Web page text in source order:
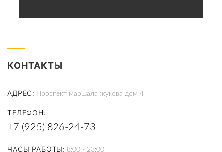
КОНТАКТЫ
АДРЕС Проспект маршала жукова дом 4
ТЕЛЕФОН
+7 (925) 826-24-73
ЧАСЫ РАБОТЫ 8:00 - 23:00